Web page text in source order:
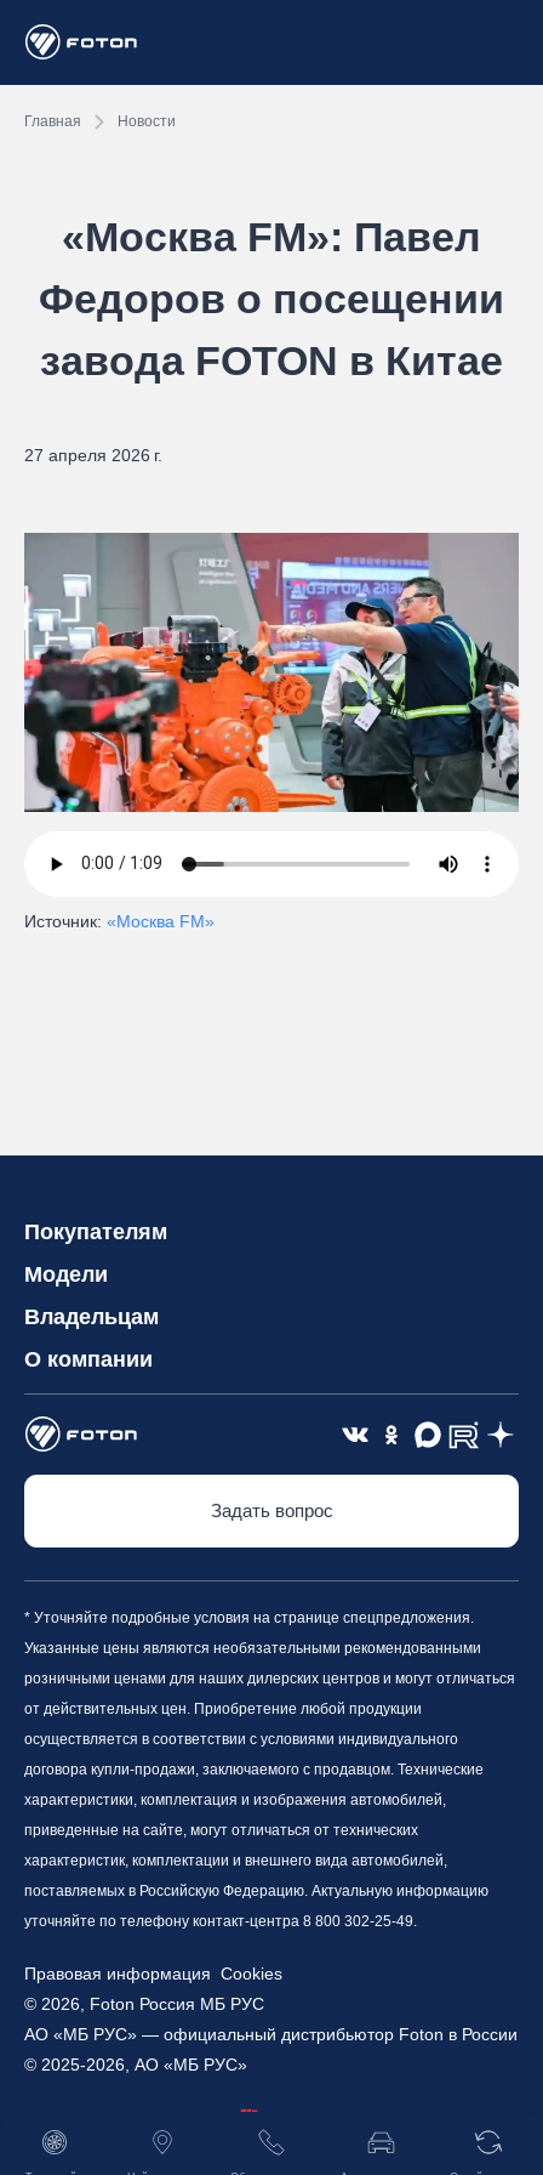
Главная Новости
«Москва FM»: Павел
Федоров о посещении
завода FOTON в Китае
27 апреля 2026 г.
Источник: «Москва FM»
Покупателям
Модели
Владельцам
О компании
Задать вопрос
* Уточняйте подробные условия на странице спецпредложения.
Указанные цены являются необязательными рекомендованными
розничными ценами для наших дилерских центров и могут отличаться
от действительных цен. Приобретение любой продукции
осуществляется в соответствии с условиями индивидуального
договора купли-продажи, заключаемого с продавцом. Технические
характеристики, комплектация и изображения автомобилей,
приведенные на сайте, могут отличаться от технических
характеристик, комплектации и внешнего вида автомобилей,
поставляемых в Российскую Федерацию. Актуальную информацию
уточняйте по телефону контакт-центра 8 800 302-25-49.
© 2026, Foton Россия МБ РУС
АО «МБ РУС» — официальный дистрибьютор Foton в России
© 2025-2026, АО «МБ РУС»
Правовая информация Cookies